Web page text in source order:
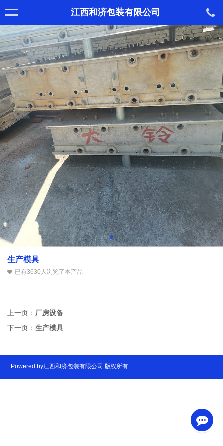
江西和济包装有限公司
生产模具
已有3630人浏览了本产品
上一页： 厂房设备
下一页： 生产模具
Powered by江西和济包装有限公司 版权所有